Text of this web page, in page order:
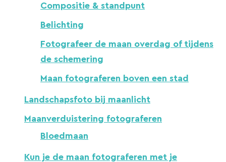
Compositie & standpunt
Belichting
Fotografeer de maan overdag of tijdens
de schemering
Maan fotograferen boven een stad
Landschapsfoto bij maanlicht
Maanverduistering fotograferen
Bloedmaan
Kun je de maan fotograferen met je